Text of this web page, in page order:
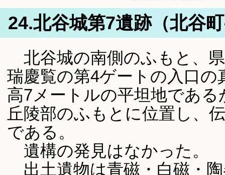
24.北谷城第7遺跡（北谷
北谷城の南側のふもと、
瑞慶覧の第4ゲートの入口
高7メートルの平坦地であ
丘陵部のふもとに位置し、
である。
遺構の発見はなかった。
出土遺物は青磁・白磁・